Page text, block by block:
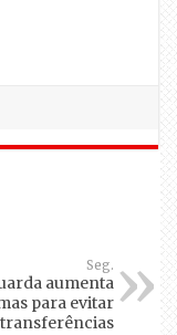
Seg.
aumenta
para evitar
transferências